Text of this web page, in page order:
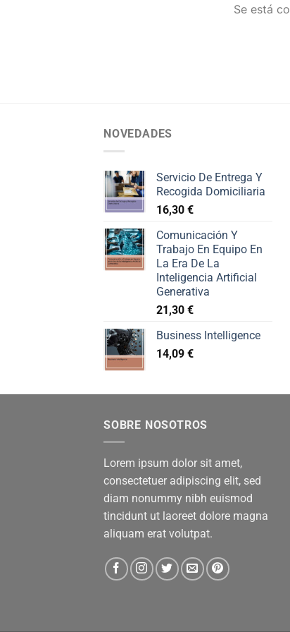
Se está
NOVEDADES
Servicio De Entrega Y
Recogida Domiciliaria
16,30 €
Comunicación Y
Trabajo En Equipo En
La Era De La
Inteligencia Artificial
Generativa
21,30 €
Business Intelligence
14,09 €
SOBRE NOSOTROS
Lorem ipsum dolor sit amet,
consectetuer adipiscing elit, sed
diam nonummy nibh euismod
tincidunt ut laoreet dolore magna
aliquam erat volutpat.